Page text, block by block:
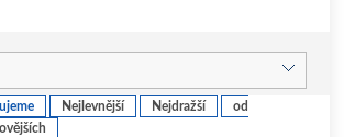
Nejlevnější Nejdražší
od